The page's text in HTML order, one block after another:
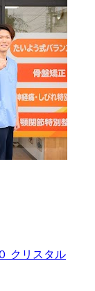
クリスタル